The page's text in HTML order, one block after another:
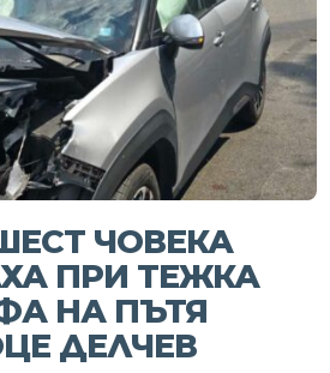
ЧОВЕКА
ПРИ ТЕЖКА
НА ПЪТЯ
ДЕЛЧЕВ